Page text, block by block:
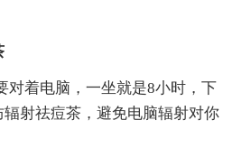
着电脑，一坐就是8小时，下
射祛痘茶，避免电脑辐射对你